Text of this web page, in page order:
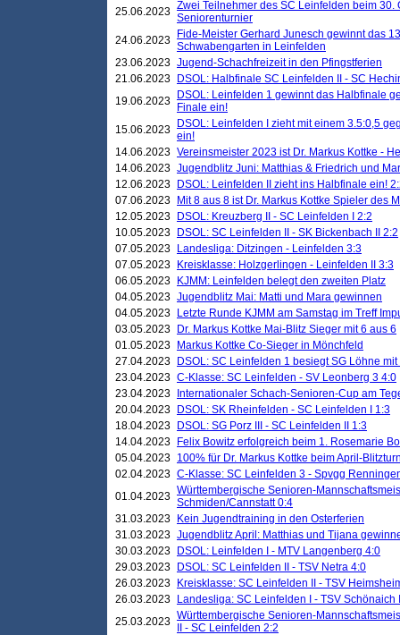
25.06.2023 Zwei Teilnehmer des SC Leinfelden beim
Seniorenturnier
24.06.2023
Fide-Meister Gerhard Junesch gewinnt das
Schwabengarten in Leinfelden
23.06.2023 Jugend-Schachfreizeit in den Pfingstferien
21.06.2023
DSOL: Halbfinale SC Leinfelden II - SC
19.06.2023
DSOL: Leinfelden 1 gewinnt das Halbfinale
Finale ein!
15.06.2023
DSOL: Leinfelden I zieht mit einem 3.5:0,5
ein!
14.06.2023 Vereinsmeister 2023 ist Dr. Markus Kottke -
14.06.2023 Jugendblitz Juni: Matthias & Friedrich und
12.06.2023
DSOL: Leinfelden II zieht ins Halbfinale ein!
07.06.2023
Mit 8 aus 8 ist Dr. Markus Kottke Spieler des
12.05.2023
DSOL: Kreuzberg II - SC Leinfelden I 2:2
10.05.2023
DSOL: SC Leinfelden II - SK Bickenbach II 2:2
07.05.2023
Landesliga: Ditzingen - Leinfelden 3:3
07.05.2023
Kreisklasse: Holzgerlingen - Leinfelden II 3:3
06.05.2023
KJMM: Leinfelden belegt den zweiten Platz
04.05.2023 Jugendblitz Mai: Matti und Mara gewinnen
04.05.2023
Letzte Runde KJMM am Samstag im Treff
03.05.2023
Dr. Markus Kottke Mai-Blitz Sieger mit 6 aus 6
01.05.2023
Markus Kottke Co-Sieger in Mönchfeld
27.04.2023
DSOL: SC Leinfelden 1 besiegt SG Löhne mit
23.04.2023 C-Klasse: SC Leinfelden - SV Leonberg 3 4:0
23.04.2023
Internationaler Schach-Senioren-Cup am
20.04.2023
DSOL: SK Rheinfelden - SC Leinfelden I 1:3
18.04.2023
DSOL: SG Porz III - SC Leinfelden II 1:3
14.04.2023
Felix Bowitz erfolgreich beim 1. Rosemarie
05.04.2023 100% für Dr. Markus Kottke beim April-
02.04.2023 C-Klasse: SC Leinfelden 3 - Spvgg
01.04.2023 Württembergische Senioren-
Schmiden/Cannstatt 0:4
31.03.2023
Kein Jugendtraining in den Osterferien
31.03.2023 Jugendblitz April: Matthias und Tijana
30.03.2023
DSOL: Leinfelden I - MTV Langenberg 4:0
29.03.2023
DSOL: SC Leinfelden II - TSV Netra 4:0
26.03.2023
Kreisklasse: SC Leinfelden II - TSV
26.03.2023
Landesliga: SC Leinfelden I - TSV Schönaich
25.03.2023 Württembergische Senioren-
II - SC Leinfelden 2:2